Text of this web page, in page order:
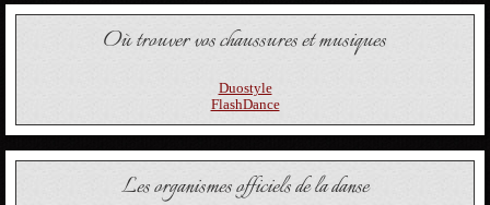
Où trouver vos chaussures et musiques
Duostyle
FlashDance
Les organismes officiels de la danse